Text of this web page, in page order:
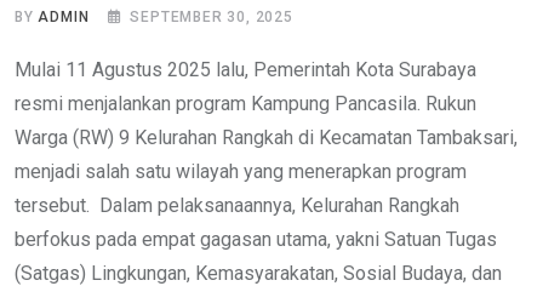
BYADMIN SEPTEMBER 30, 2025
Mulai 11 Agustus 2025 lalu, Pemerintah Kota Surabaya
resmi menjalankan program Kampung Pancasila. Rukun
Warga (RW) 9 Kelurahan Rangkah di Kecamatan Tambaksari,
menjadi salah satu wilayah yang menerapkan program
tersebut. Dalam pelaksanaannya, Kelurahan Rangkah
berfokus pada empat gagasan utama, yakni Satuan Tugas
(Satgas) Lingkungan, Kemasyarakatan, Sosial Budaya, dan